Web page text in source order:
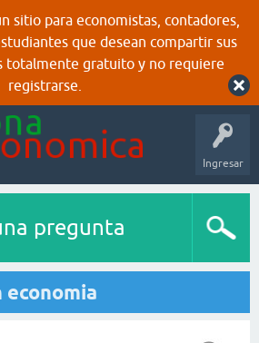
sitio para economistas, contadores,
que desean compartir sus
totalmente gratuito y no requiere
registrarse.
Ingresar
pregunta
economia